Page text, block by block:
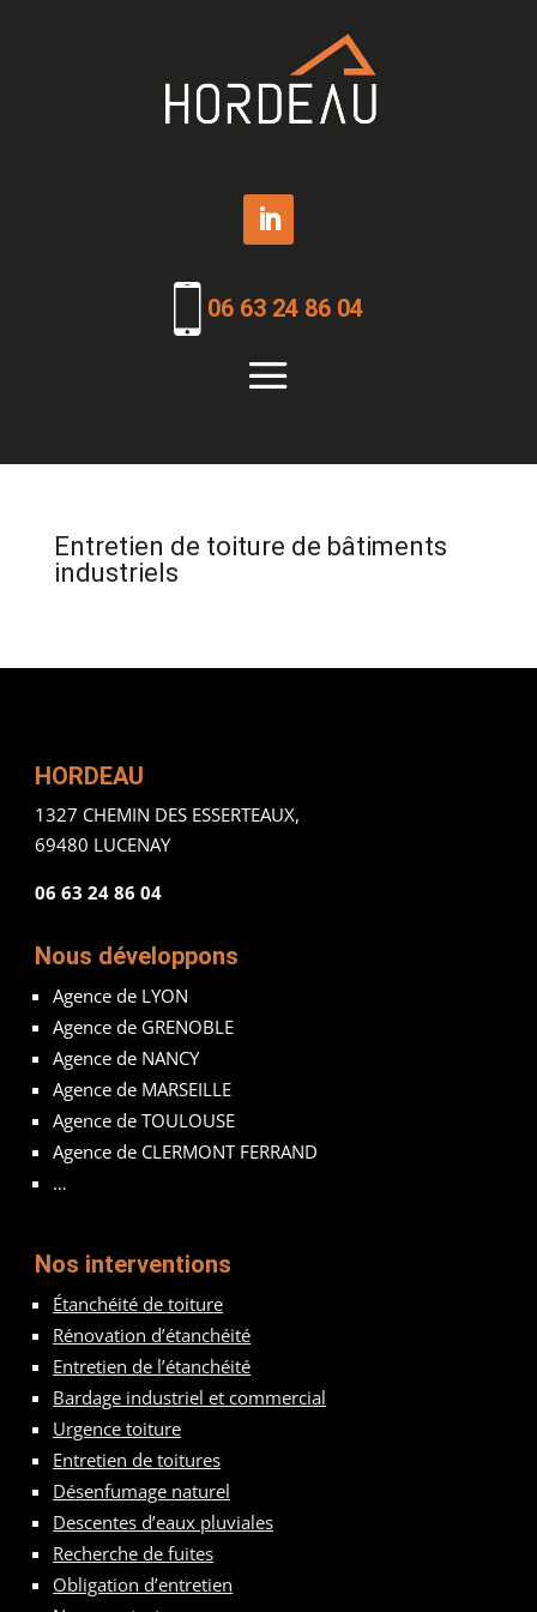
06 63 24 86 04
Entretien de toiture de bâtiments
industriels
HORDEAU
1327 CHEMIN DES ESSERTEAUX,
69480 LUCENAY
06 63 24 86 04
Nous développons
Agence de LYON
Agence de GRENOBLE
Agence de NANCY
Agence de MARSEILLE
Agence de TOULOUSE
Agence de CLERMONT FERRAND
…
Nos interventions
Étanchéité de toiture
Rénovation d’étanchéité
Entretien de l’étanchéité
Bardage industriel et commercial
Urgence toiture
Entretien de toitures
Désenfumage naturel
Descentes d’eaux pluviales
Recherche de fuites
Obligation d’entretien